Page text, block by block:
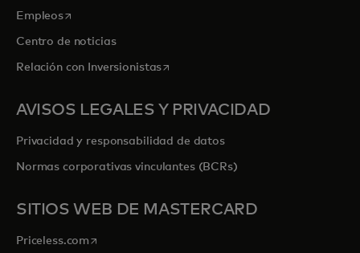
Empleosse abre en una pestaña nueva
Centro de noticias
Relación con Inversionistasse abre en una pestaña nueva
AVISOS LEGALES Y PRIVACIDAD
Privacidad y responsabilidad de datos
Normas corporativas vinculantes (BCRs)
SITIOS WEB DE MASTERCARD
Priceless.com se abre en una pestaña nueva